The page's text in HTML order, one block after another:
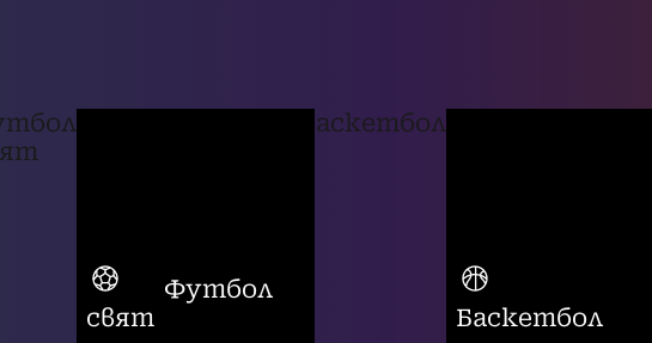
Футбол
свят
баскетбол
Баскетбол